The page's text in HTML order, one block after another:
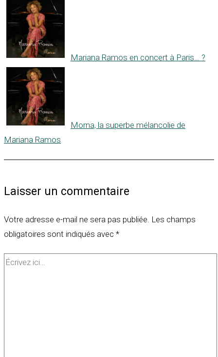
Mariana Ramos en concert à Paris… ?
Morna, la superbe mélancolie de
Mariana Ramos
Laisser un commentaire
Votre adresse e-mail ne sera pas publiée. Les champs
obligatoires sont indiqués avec *
Écrivez